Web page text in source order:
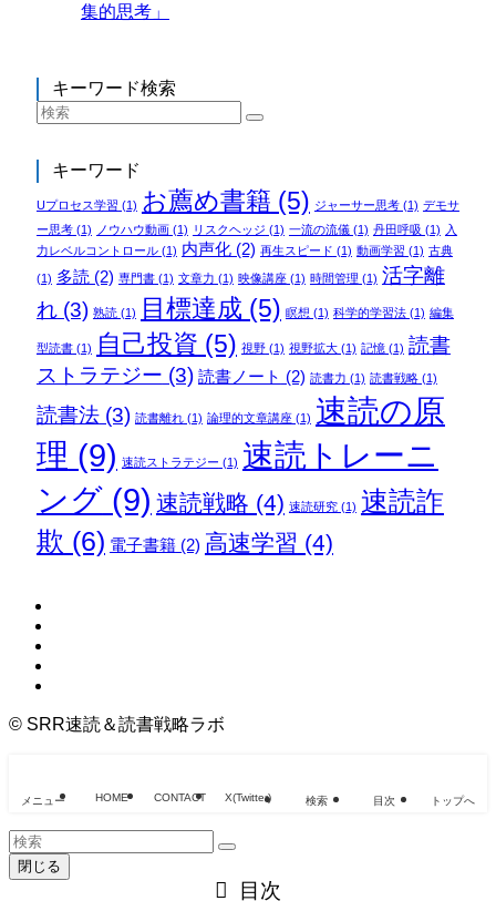
集的思考」
キーワード検索
キーワード
Uプロセス学習 (1) お薦め書籍 (5) ジャーサー思考(1) デモサ
ー思考(1) ノウハウ動画(1) リスクヘッジ (1) 一流の流儀(1) 丹田呼吸 (1) 入
力レベルコントロール(1) 内声化(2) 再生スピード (1) 動画学習 (1) 古典
(1) 多読 (2) 専門書(1) 文章力 (1) 映像講座(1) 時間管理 (1) 活字離
れ(3) 熟読(1) 目標達成 (5) 瞑想 (1) 科学的学習法(1) 編集
型読書(1) 自己投資 (5) 視野(1) 視野拡大(1) 記憶(1) 読書
ストラテジー (3) 読書ノート (2) 読書力 (1) 読書戦略(1)
読書法(3) 読書離れ(1) 論理的文章講座(1) 速読の原
理 (9) 速読ストラテジー (1) 速読トレーニ
ング(9) 速読戦略 (4) 速読研究(1) 速読詐
欺 (6) 電子書籍(2) 高速学習 (4)
© SRR速読＆読書戦略ラボ
メニュー HOME CONTACT X(Twitter) 検索 目次 トップへ
閉じる
目次